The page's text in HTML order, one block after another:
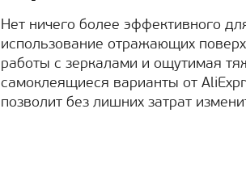
Нет ничего более эффективного
использование отражающих
работы с зеркалами и ощутимая
самоклеящиеся варианты от
позволит без лишних затрат